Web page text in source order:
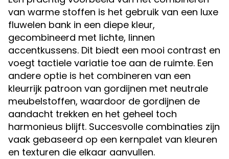
van warme stoffen is het gebruik van een luxe
fluwelen bank in een diepe kleur,
gecombineerd met lichte, linnen
accentkussens. Dit biedt een mooi contrast en
voegt tactiele variatie toe aan de ruimte. Een
andere optie is het combineren van een
kleurrijk patroon van gordijnen met neutrale
meubelstoffen, waardoor de gordijnen de
aandacht trekken en het geheel toch
harmonieus blijft. Succesvolle combinaties zijn
vaak gebaseerd op een kernpalet van kleuren
en texturen die elkaar aanvullen.